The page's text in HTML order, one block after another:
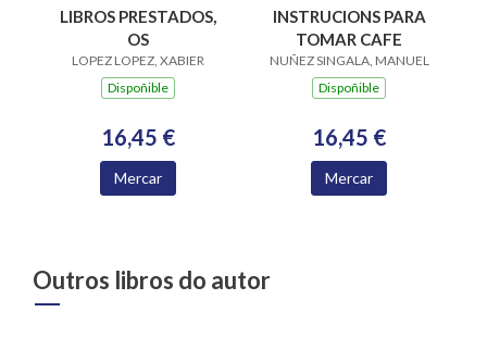
LIBROS PRESTADOS,
OS
LOPEZ LOPEZ, XABIER
Dispoñible
16,45 €
Mercar
INSTRUCIONS PARA
TOMAR CAFE
NUÑEZ SINGALA, MANUEL
Dispoñible
16,45 €
Mercar
Outros libros do autor